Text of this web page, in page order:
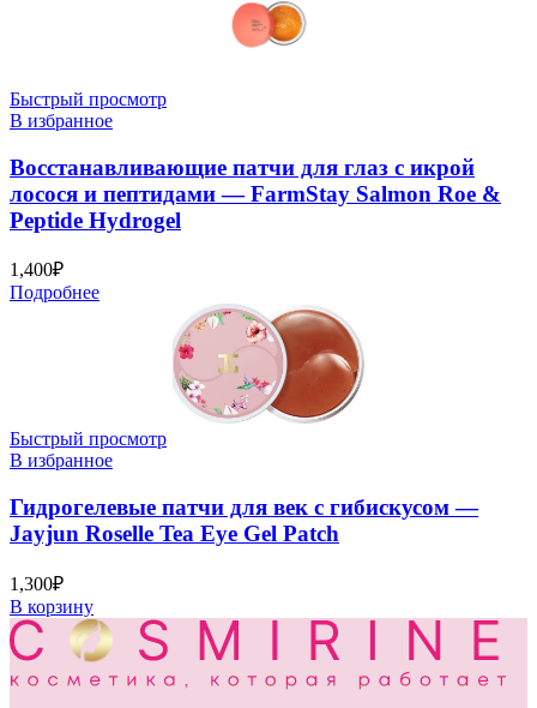
Быстрый просмотр
В избранное
Восстанавливающие патчи для глаз с икрой
лосося и пептидами — FarmStay Salmon Roe &
Peptide Hydrogel
1,400₽
Подробнее
Быстрый просмотр
В избранное
Гидрогелевые патчи для век с гибискусом —
Jayjun Roselle Tea Eye Gel Patch
1,300₽
В корзину